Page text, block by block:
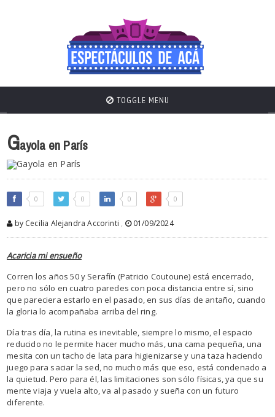
TOGGLE MENU
Gayola en París
0 0 0 0
by Cecilia Alejandra Accorinti , 01/09/2024
Acaricia mi ensueño
Corren los años 50 y Serafín (Patricio Coutoune) está encerrado,
pero no sólo en cuatro paredes con poca distancia entre sí, sino
que pareciera estarlo en el pasado, en sus días de antaño, cuando
la gloria lo acompañaba arriba del ring.
Día tras día, la rutina es inevitable, siempre lo mismo, el espacio
reducido no le permite hacer mucho más, una cama pequeña, una
mesita con un tacho de lata para higienizarse y una taza haciendo
juego para saciar la sed, no mucho más que eso, está condenado a
la quietud. Pero para él, las limitaciones son sólo físicas, ya que su
mente viaja y vuela alto, va al pasado y sueña con un futuro
diferente.